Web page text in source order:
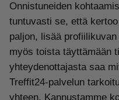
Onnistuneiden
tuntuvasti se, että
paljon, lisää
myös toista täyttämään
yhteydenottajasta saa
Treffit24-palvelun
yhteen. Kannustamme